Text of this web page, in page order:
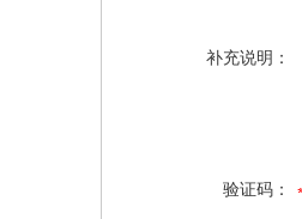
补充说明：
验证码：